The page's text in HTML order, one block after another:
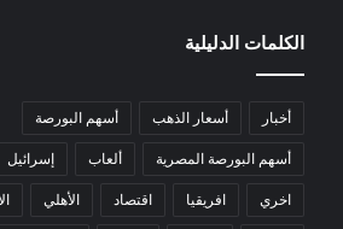
الكلمات الدليلية
أخبار أسعار الذهب أسهم البورصة
أسهم البورصة المصرية ألعاب إسرائيل
اخري افريقيا اقتصاد الأهلي